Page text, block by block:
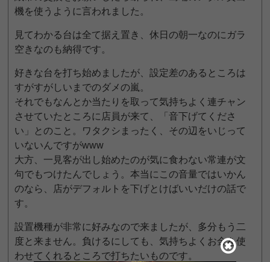
機を使うように言われました。
見てわかる台は全て据え置き、休日の朝一なのにガラ
空きなのも納得です。
好きな台を打ち始めましたが、設定差のあるところは
すがすがしいまでのダメの嵐。
それでもなんとか当たりを取って気持ちよく連チャン
させていたところに店員が来て、「音下げてくださ
い」とのこと。ワタクシまったく、その辺をいじって
いないんですがwww
大方、一見客が出し始めたのが気に食わない常連が文
句でもつけたんでしょう。本当にこの音量ではいかん
のなら、店がデフォルトを下げとけばいいだけの話で
す。
設置機種が非常に好みなので来ましたが、多分もう二
度と来ません。負けるにしても、気持ちよくお金を使
わせてくれるところで打ちたいものです。